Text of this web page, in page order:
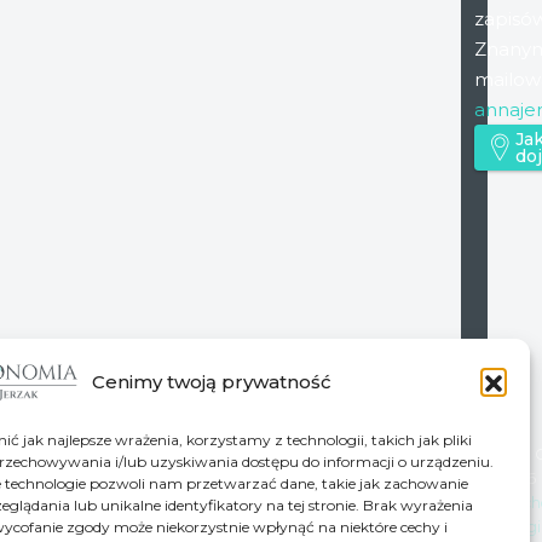
Cenimy twoją prywatność
jak najlepsze wrażenia, korzystamy z technologii, takich jak pliki
i/lub uzyskiwania dostępu do informacji o urządzeniu.
technologie pozwoli nam przetwarzać dane, takie jak zachowanie
lub unikalne identyfikatory na tej stronie. Brak wyrażenia
zgody może niekorzystnie wpłynąć na niektóre cechy i
usługi